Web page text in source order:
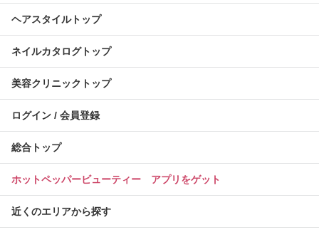
ヘアスタイルトップ
ネイルカタログトップ
美容クリニックトップ
ログイン / 会員登録
総合トップ
ホットペッパービューティー アプリをゲット
近くのエリアから探す